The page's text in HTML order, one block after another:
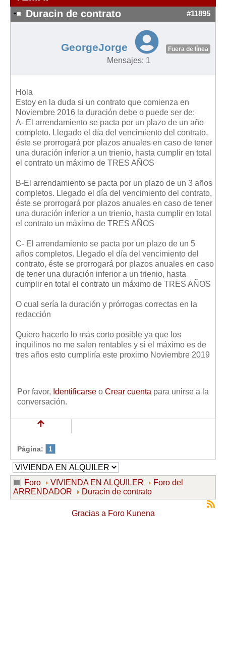
Requerimientos y comunicaciones
Formularios sobre Propiedad Horizontal
Modelos de Convocatoria de Junta de Propietarios
Modelos de Acta de Junta de Propietarios
Legislación
Legislación sobre Arrendamientos Urbanos
Legislación sobre la Comunidad de Propietarios
Legislación sobre Adquisición de Vivienda en Propiedad
Legislación de interés práctico
Diccionario
Usuario
Entrar / Salir
Duracin de contrato #11895
GeorgeJorge Fuera de línea
Mensajes: 1
Hola
Estoy en la duda si un contrato que comienza en
Noviembre 2016 la duración debe o puede ser de:
A- El arrendamiento se pacta por un plazo de un año
completo. Llegado el día del vencimiento del contrato,
éste se prorrogará por plazos anuales en caso de tener
una duración inferior a un trienio, hasta cumplir en total
el contrato un máximo de TRES AÑOS
B-El arrendamiento se pacta por un plazo de un 3 años
completos. Llegado el día del vencimiento del contrato,
éste se prorrogará por plazos anuales en caso de tener
una duración inferior a un trienio, hasta cumplir en total
el contrato un máximo de TRES AÑOS
C- El arrendamiento se pacta por un plazo de un 5
años completos. Llegado el día del vencimiento del
contrato, éste se prorrogará por plazos anuales en caso
de tener una duración inferior a un trienio, hasta
cumplir en total el contrato un máximo de TRES AÑOS
O cual sería la duración y prórrogas correctas en la
redacción
Quiero hacerlo lo más corto posible ya que los
inquilinos no me salen rentables y si el máximo es de
tres años esto cumpliría este proximo Noviembre 2019
Por favor, Identificarse o Crear cuenta para unirse a la
conversación.
Página: 1
Foro VIVIENDA EN ALQUILER
Foro del
ARRENDADOR
Duracin de contrato
Gracias a Foro Kunena